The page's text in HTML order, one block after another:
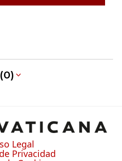
Legal
Privacidad